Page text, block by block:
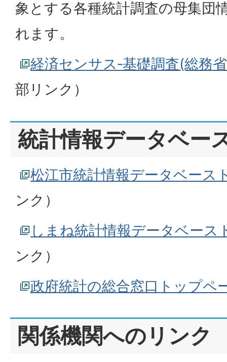
象とする各種統計調査の母集団
れます。
経済センサス‐基礎調査(総務
部リンク）
統計情報データベー
松江市統計情報データベース
ンク）
しまね統計情報データベース
ンク）
政府統計の総合窓口トップペ
関係機関へのリンク